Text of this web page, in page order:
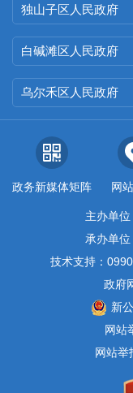
独山子区人民政府
白碱滩区人民政府
乌尔禾区人民政府
政务新媒体矩阵 网
主办单
承办单
技术支持：
政府
新
网站
网站举